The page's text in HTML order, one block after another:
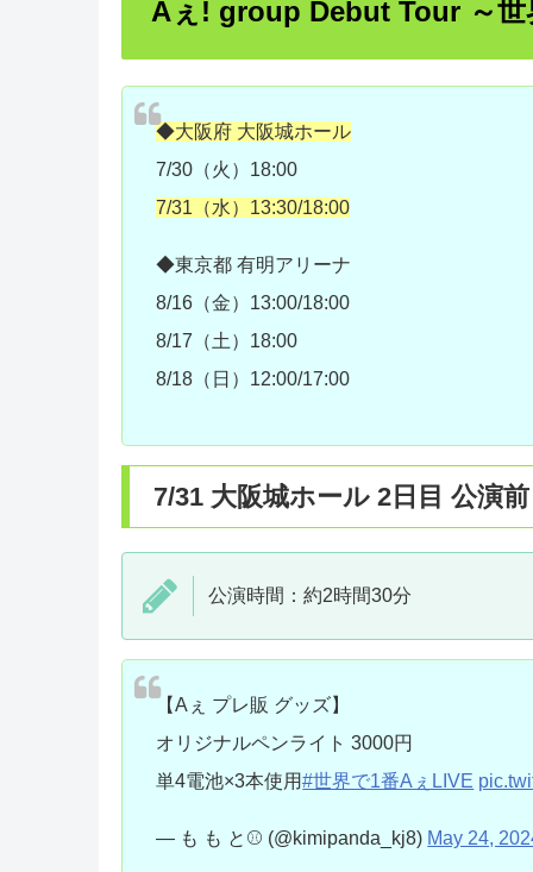
Aぇ! group Debut Tour ～世
◆大阪府 大阪城ホール
7/30（火）18:00
7/31（水）13:30/18:00
◆東京都 有明アリーナ
8/16（金）13:00/18:00
8/17（土）18:00
8/18（日）12:00/17:00
7/31 大阪城ホール 2日目 公演
公演時間：約2時間30分
【Aぇ プレ販 グッズ】
オリジナルペンライト 3000円
単4電池×3本使用#世界で1番AぇLIVE
— も も と⚾️ (@kimipanda_kj8) May 24,